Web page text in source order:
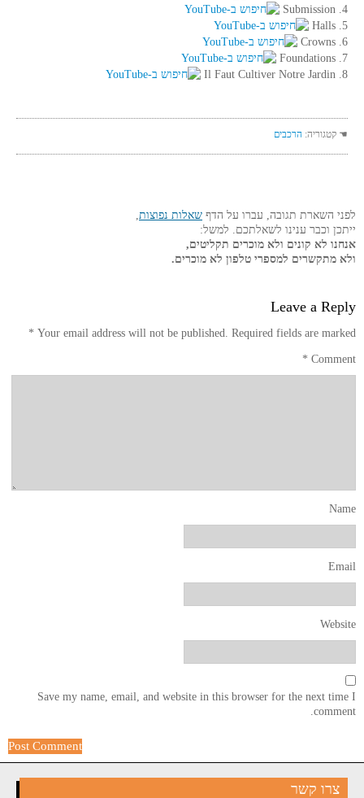
4. Submission
5. Halls
6. Crowns
7. Foundations
8. Il Faut Cultiver Notre Jardin
☚ קטגוריה: הרכבים
לפני השארת תגובה, עברו על הדף שאלות נפוצות,
ייתכן וכבר ענינו לשאלתכם. למשל:
אנחנו לא קונים ולא מוכרים תקליטים,
ולא מתקשרים למספרי טלפון לא מוכרים.
Leave a Reply
Your email address will not be published. Required fields are marked
*
Comment
*
Name
Email
Website
Save my name, email, and website in this browser for the next time I
comment.
צרו קשר